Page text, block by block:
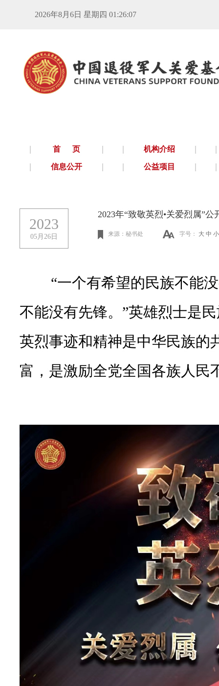
2026年8月6日 星期四 01:26:08
首 页 机构介绍
信息公开 公益项目
2023
05月26日
2023年“致敬英烈•关爱烈属”公
来源：秘书处 字号： 大 中 小
“一个有希望的民族不能没
不能没有先锋。”英雄烈士是
英烈事迹和精神是中华民族的
富，是激励全党全国各族人民